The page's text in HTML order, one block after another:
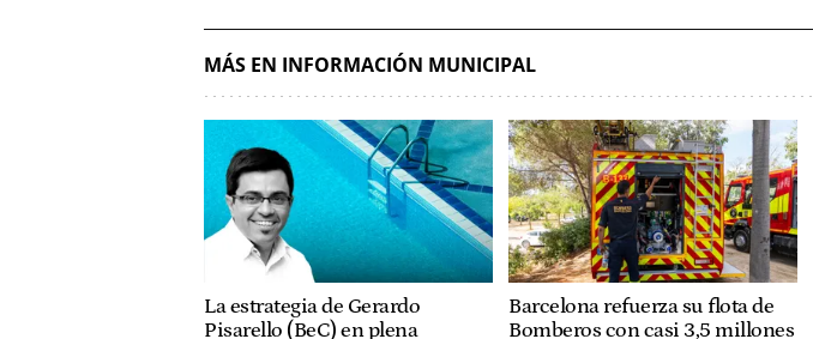
MÁS EN INFORMACIÓN MUNICIPAL
La estrategia de Gerardo
Pisarello (BeC) en plena
Barcelona refuerza su flota de
Bomberos con casi 3,5 millones